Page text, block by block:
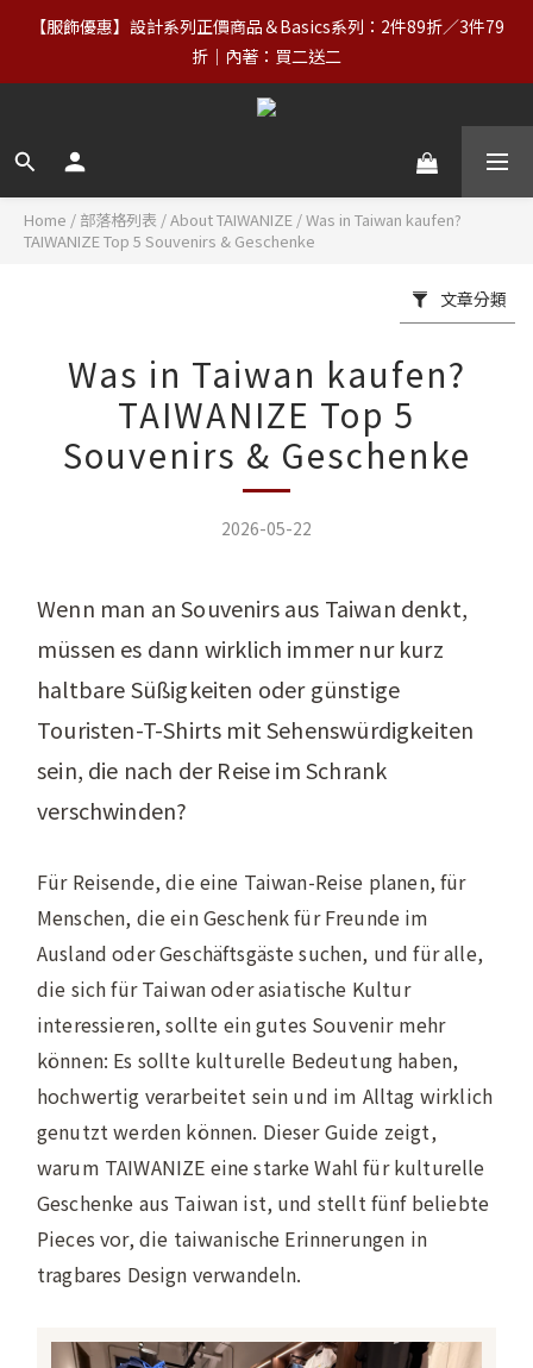
【服飾優惠】設計系列正價商品＆Basics系列：2件89折／3件79
折｜內著：買二送二
【服飾優惠】設計系列正價商品＆Basics系列：2件89折／3件79
折｜內著：買二送二
【免運】台灣滿NT$2,000｜亞洲、歐洲、北美、澳洲、紐西蘭滿
【VIP福利】單筆滿NT$5,000享終生VIP＋最高5%回饋
Home / 部落格列表 /About TAIWANIZE /Was in Taiwan kaufen?
TAIWANIZE Top 5 Souvenirs & Geschenke
文章分類
Was in Taiwan kaufen?
TAIWANIZE Top 5
Souvenirs & Geschenke
2026-05-22
Wenn man an Souvenirs aus Taiwan denkt,
müssen es dann wirklich immer nur kurz
haltbare Süßigkeiten oder günstige
Touristen-T-Shirts mit Sehenswürdigkeiten
sein, die nach der Reise im Schrank
verschwinden?
Für Reisende, die eine Taiwan-Reise planen, für
Menschen, die ein Geschenk für Freunde im
Ausland oder Geschäftsgäste suchen, und für alle,
die sich für Taiwan oder asiatische Kultur
interessieren, sollte ein gutes Souvenir mehr
können: Es sollte kulturelle Bedeutung haben,
hochwertig verarbeitet sein und im Alltag wirklich
genutzt werden können. Dieser Guide zeigt,
warum TAIWANIZE eine starke Wahl für kulturelle
Geschenke aus Taiwan ist, und stellt fünf beliebte
Pieces vor, die taiwanische Erinnerungen in
tragbares Design verwandeln.